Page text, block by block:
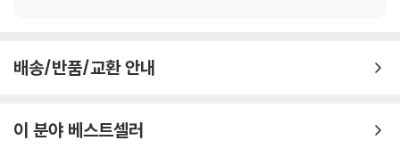
배송/반품/교환 안내
이 분야 베스트셀러